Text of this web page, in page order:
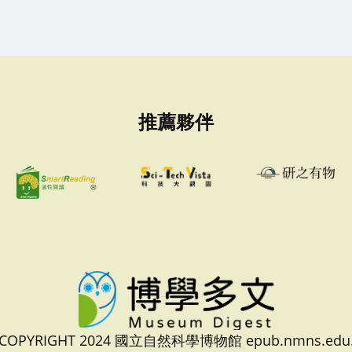
推薦夥伴
2024 國立自然科學博物館